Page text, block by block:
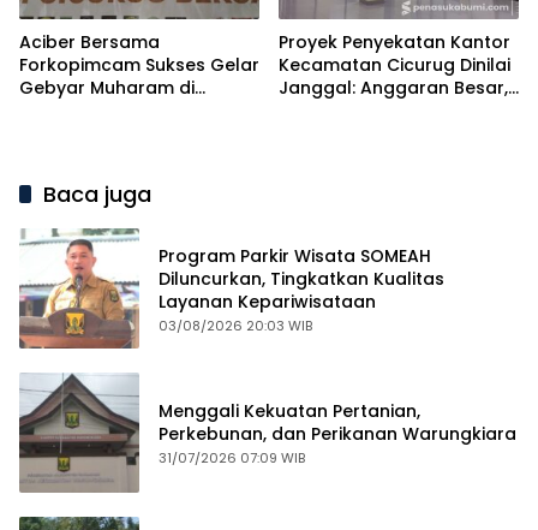
Aciber Bersama
Forkopimcam Sukses Gelar
Gebyar Muharam di
Proyek Penyekatan Kantor
Kecamatan Cicurug Dinilai
Janggal: Anggaran Besar,
Baca juga
Program Parkir Wisata SOMEAH
Diluncurkan, Tingkatkan Kualitas
Layanan Kepariwisataan
03/08/2026 20:03 WIB
Menggali Kekuatan Pertanian,
Perkebunan, dan Perikanan Warungkiara
31/07/2026 07:09 WIB